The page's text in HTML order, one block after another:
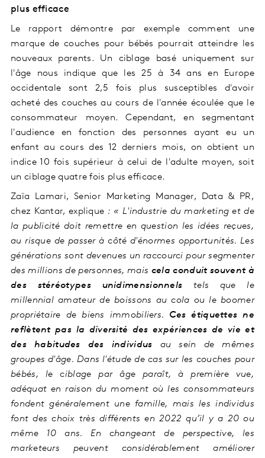
plus efficace
Le rapport démontre par exemple comment une
marque de couches pour bébés pourrait atteindre les
nouveaux parents. Un ciblage basé uniquement sur
l'âge nous indique que les 25 à 34 ans en Europe
occidentale sont 2,5 fois plus susceptibles d'avoir
acheté des couches au cours de l'année écoulée que le
consommateur moyen. Cependant, en segmentant
l'audience en fonction des personnes ayant eu un
enfant au cours des 12 derniers mois, on obtient un
indice 10 fois supérieur à celui de l'adulte moyen, soit
un ciblage quatre fois plus efficace.
Zaïa Lamari, Senior Marketing Manager, Data & PR,
chez Kantar, explique : « L'industrie du marketing et de
la publicité doit remettre en question les idées reçues,
au risque de passer à côté d'énormes opportunités. Les
générations sont devenues un raccourci pour segmenter
des millions de personnes, mais cela conduit souvent à
des stéréotypes unidimensionnels tels que le
millennial amateur de boissons au cola ou le boomer
propriétaire de biens immobiliers. Ces étiquettes ne
reflètent pas la diversité des expériences de vie et
des habitudes des individus au sein de mêmes
groupes d'âge. Dans l'étude de cas sur les couches pour
bébés, le ciblage par âge paraît, à première vue,
adéquat en raison du moment où les consommateurs
fondent généralement une famille, mais les individus
font des choix très différents en 2022 qu’il y a 20 ou
même 10 ans. En changeant de perspective, les
marketeurs peuvent considérablement améliorer